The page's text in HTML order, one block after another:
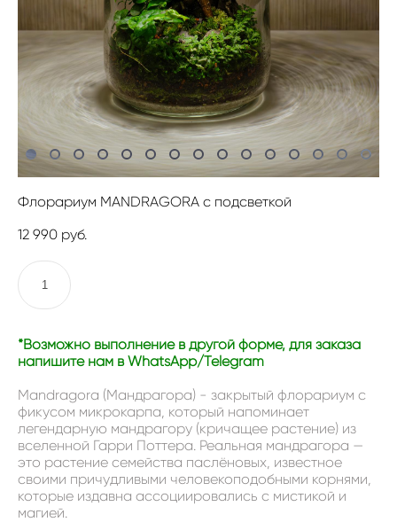
Флорариум MANDRAGORA с подсветкой
12 990 pуб.
*Возможно выполнение в другой форме, для заказа
напишите нам в WhatsApp/Telegram
Mandragora (Мандрагора) - закрытый флорариум с
фикусом микрокарпа, который напоминает
легендарную мандрагору (кричащее растение) из
вселенной Гарри Поттера. Реальная мандрагора —
это растение семейства паслёновых, известное
своими причудливыми человекоподобными корнями,
которые издавна ассоциировались с мистикой и
магией.